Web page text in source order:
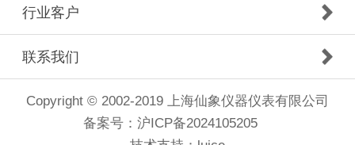
行业客户
联系我们
Copyright © 2002-2019 上海仙象仪器仪表有限公司
备案号：沪ICP备2024105205